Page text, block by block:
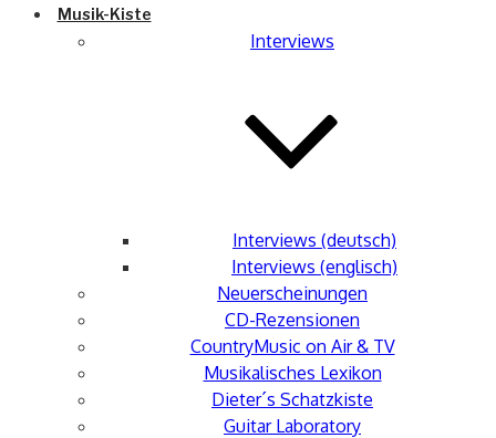
Musik-Kiste
Interviews
Interviews (deutsch)
Interviews (englisch)
Neuerscheinungen
CD-Rezensionen
CountryMusic on Air & TV
Musikalisches Lexikon
Dieter´s Schatzkiste
Guitar Laboratory